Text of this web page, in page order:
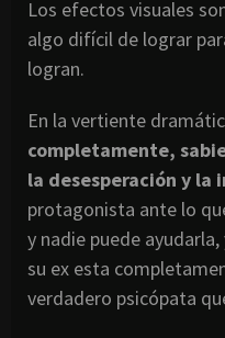
Los efectos visuales
algo difícil de lograr
logran.
En la vertiente
completamente,
la desesperación y la
protagonista ante lo
y nadie puede
su ex esta
verdadero psicópata